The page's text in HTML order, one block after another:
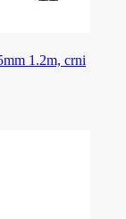
1.2m, crni